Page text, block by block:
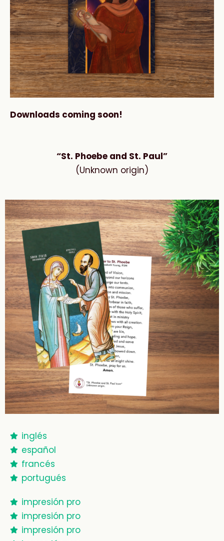
Downloads coming soon!
“St. Phoebe and St. Paul”
(Unknown origin)
inglés
español
francés
portugués
impresión pro
impresión pro
impresión pro